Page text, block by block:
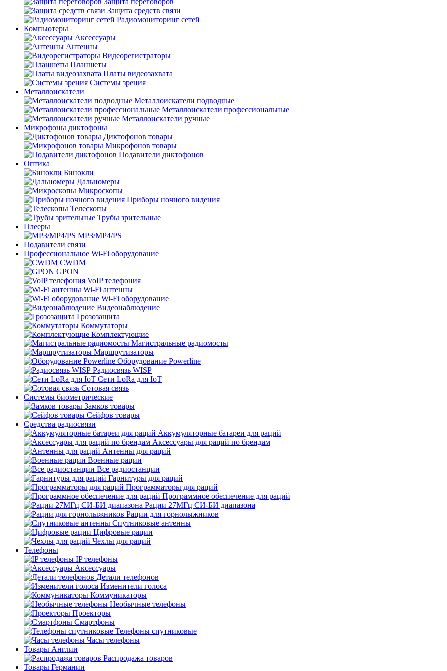
Защита переговоров
Защита средств связи
Радиомониторинг сетей
Компьютеры
Аксессуары
Антенны
Видеорегистраторы
Планшеты
Платы видеозахвата
Системы зрения
Металлоискатели
Металлоискатели подводные
Металлоискатели профессиональные
Металлоискатели ручные
Микрофоны диктофоны
Диктофонов товары
Микрофонов товары
Подавители диктофонов
Оптика
Бинокли
Дальномеры
Микроскопы
Приборы ночного видения
Телескопы
Трубы зрительные
Плееры
MP3/MP4/PS
Подавители связи
Профессиональное Wi-Fi оборудование
CWDM
GPON
VoIP телефония
Wi-Fi антенны
Wi-Fi оборудование
Видеонаблюдение
Грозозащита
Коммутаторы
Комплектующие
Магистральные радиомосты
Маршрутизаторы
Оборудование Powerline
Радиосвязь WISP
Сети LoRa для IoT
Сотовая связь
Системы биометрические
Замков товары
Сейфов товары
Средства радиосвязи
Аккумуляторные батареи для раций
Аксессуары для раций по брендам
Антенны для раций
Военные рации
Все радиостанции
Гарнитуры для раций
Программаторы для раций
Программное обеспечение для раций
Рации 27МГц СИ-БИ диапазона
Рации для горнолыжников
Спутниковые антенны
Цифровые рации
Чехлы для раций
Телефоны
IP телефоны
Аксессуары
Детали телефонов
Изменители голоса
Коммуникаторы
Необычные телефоны
Проекторы
Смартфоны
Телефоны спутниковые
Часы телефоны
Товары Англии
Распродажа товаров
Товары Германии